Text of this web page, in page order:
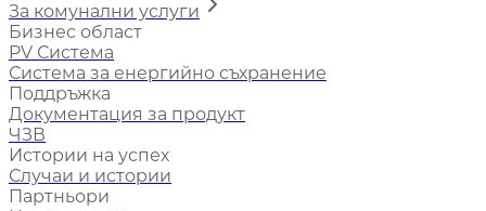
За комунални услуги
Бизнес област
PV Система
Система за енергийно съхранение
Поддръжка
Документация за продукт
ЧЗВ
Истории на успех
Случаи и истории
Партньори